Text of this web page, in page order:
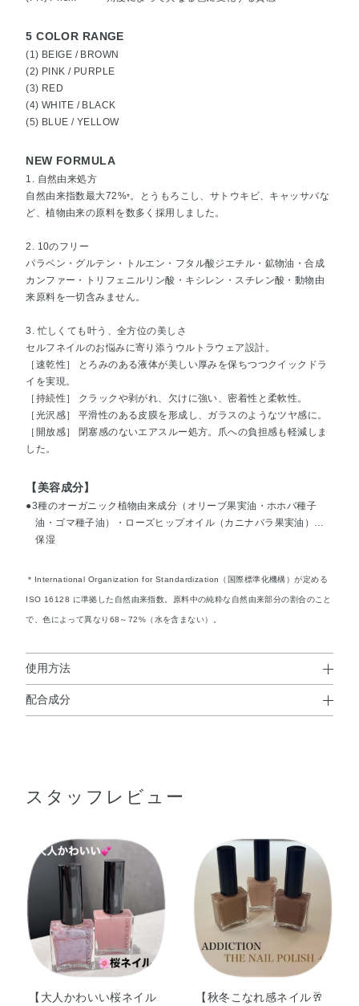
5 COLOR RANGE
(1) BEIGE / BROWN
(2) PINK / PURPLE
(3) RED
(4) WHITE / BLACK
(5) BLUE / YELLOW
NEW FORMULA
1. 自然由来処方
自然由来指数最大72%*。とうもろこし、サトウキビ、キャッサバな
ど、植物由来の原料を数多く採用しました。
2. 10のフリー
パラベン・グルテン・トルエン・フタル酸ジエチル・鉱物油・合成
カンファー・トリフェニルリン酸・キシレン・スチレン酸・動物由
来原料を一切含みません。
3. 忙しくても叶う、全方位の美しさ
セルフネイルのお悩みに寄り添うウルトラウェア設計。
［速乾性］ とろみのある液体が美しい厚みを保ちつつクイックドラ
イを実現。
［持続性］ クラックや剥がれ、欠けに強い、密着性と柔軟性。
［光沢感］ 平滑性のある皮膜を形成し、ガラスのようなツヤ感に。
［開放感］ 閉塞感のないエアスルー処方。爪への負担感も軽減しま
した。
【美容成分】
●3種のオーガニック植物由来成分（オリーブ果実油・ホホバ種子
油・ゴマ種子油）・ローズヒップオイル（カニナバラ果実油）…
保湿
＊International Organization for Standardization（国際標準化機構）が定める
ISO 16128 に準拠した自然由来指数。原料中の純粋な自然由来部分の割合のこと
で、色によって異なり68～72%（水を含まない）。
使用方法
使用方法
配合成分
テアラルコニウムベントナイト・オリーブ果実油・カニナ
トンアルコール・リン酸・マンガンバイオレット・酸化チ
タン・酸化鉄・黄4・赤201
スタッフレビュー
【大人かわいい桜ネイル
【秋冬こなれ感ネイル🥂